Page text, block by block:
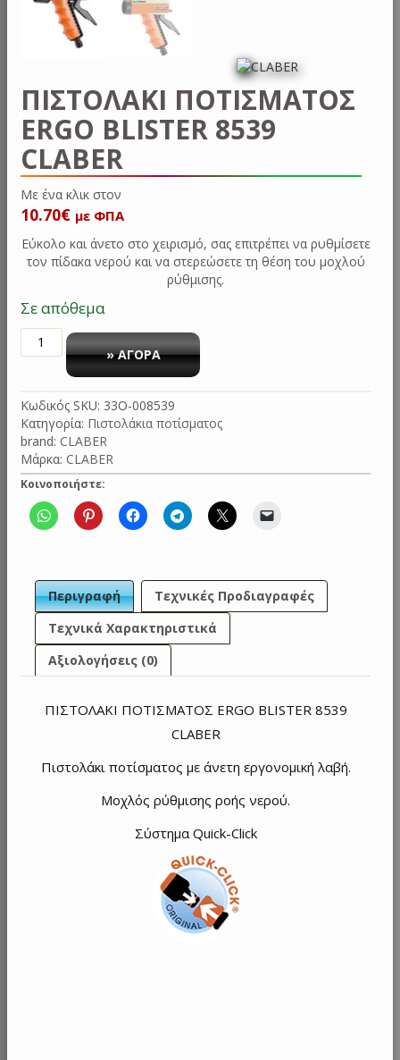
ΠΙΣΤΟΛΑΚΙ ΠΟΤΙΣΜΑΤΟΣ
ERGO BLISTER 8539
CLABER
Με ένα κλικ
10.70€ με ΦΠΑ
Εύκολο και άνετο στο χειρισμό, σας επιτρέπει να ρυθμίσετε
τον πίδακα νερού και να στερεώσετε τη θέση του μοχλού
ρύθμισης.
Σε απόθεμα
ΠΙΣΤΟΛΑΚΙ
ΠΟΤΙΣΜΑΤΟΣ
BLISTER
8539
CLABER
ποσότητα
» ΑΓΟΡΑ
Κωδικός SKU: 33O-008539
Κατηγορία: Πιστολάκια ποτίσματος
brand: CLABER
Μάρκα: CLABER
Κοινοποιήστε:
Περιγραφή
Τεχνικές Προδιαγραφές
Τεχνικά Χαρακτηριστικά
Αξιολογήσεις (0)
ΠΙΣΤΟΛΑΚΙ ΠΟΤΙΣΜΑΤΟΣ ERGO BLISTER 8539
CLABER
Πιστολάκι ποτίσματος με άνετη εργονομική λαβή.
Μοχλός ρύθμισης ροής νερού.
Σύστημα Quick-Click